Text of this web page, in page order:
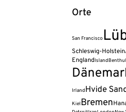
Orte
San Francisco
Schleswig-Holstein
EnglandIsland
IrlandHvide
KielBremen